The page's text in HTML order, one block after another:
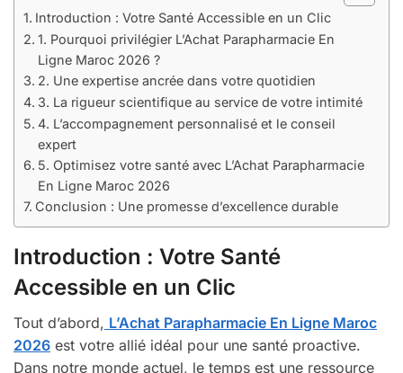
Introduction : Votre Santé Accessible en un Clic
1. Pourquoi privilégier L’Achat Parapharmacie En
Ligne Maroc 2026 ?
2. Une expertise ancrée dans votre quotidien
3. La rigueur scientifique au service de votre intimité
4. L’accompagnement personnalisé et le conseil
expert
5. Optimisez votre santé avec L’Achat Parapharmacie
En Ligne Maroc 2026
Conclusion : Une promesse d’excellence durable
Introduction : Votre Santé
Accessible en un Clic
Tout d’abord, L’Achat Parapharmacie En Ligne Maroc
2026 est votre allié idéal pour une santé proactive.
Dans notre monde actuel, le temps est une ressource